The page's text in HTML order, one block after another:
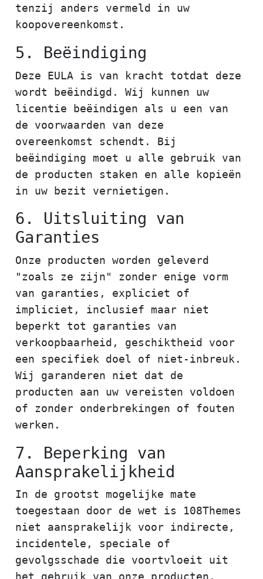
tenzij anders vermeld in uw
koopovereenkomst.
5. Beëindiging
Deze EULA is van kracht totdat deze
wordt beëindigd. Wij kunnen uw
licentie beëindigen als u een van
de voorwaarden van deze
overeenkomst schendt. Bij
beëindiging moet u alle gebruik van
de producten staken en alle kopieën
in uw bezit vernietigen.
6. Uitsluiting van
Garanties
Onze producten worden geleverd
"zoals ze zijn" zonder enige vorm
van garanties, expliciet of
impliciet, inclusief maar niet
beperkt tot garanties van
verkoopbaarheid, geschiktheid voor
een specifiek doel of niet-inbreuk.
Wij garanderen niet dat de
producten aan uw vereisten voldoen
of zonder onderbrekingen of fouten
werken.
7. Beperking van
Aansprakelijkheid
In de grootst mogelijke mate
toegestaan door de wet is 108Themes
niet aansprakelijk voor indirecte,
incidentele, speciale of
gevolgsschade die voortvloeit uit